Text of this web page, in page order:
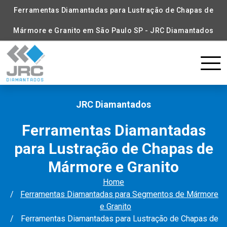
Ferramentas Diamantadas para Lustração de Chapas de
Mármore e Granito em São Paulo SP - JRC Diamantados
JRC Diamantados
Ferramentas Diamantadas
para Lustração de Chapas de
Mármore e Granito
Home
Ferramentas Diamantadas para Segmentos de Mármore
e Granito
Ferramentas Diamantadas para Lustração de Chapas de